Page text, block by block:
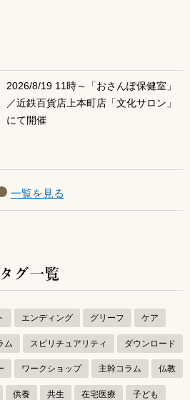
2026/8/19 11時～「おさんぽ保健室」
／近鉄百貨店上本町店「文化サロン」
にて開催
一覧を見る
タグ一覧
エンディング グリーフ ケア
ム スピリチュアリティ ダウンロード
ワークショップ 主幹コラム 仏教
供養 共生 在宅医療 子ども